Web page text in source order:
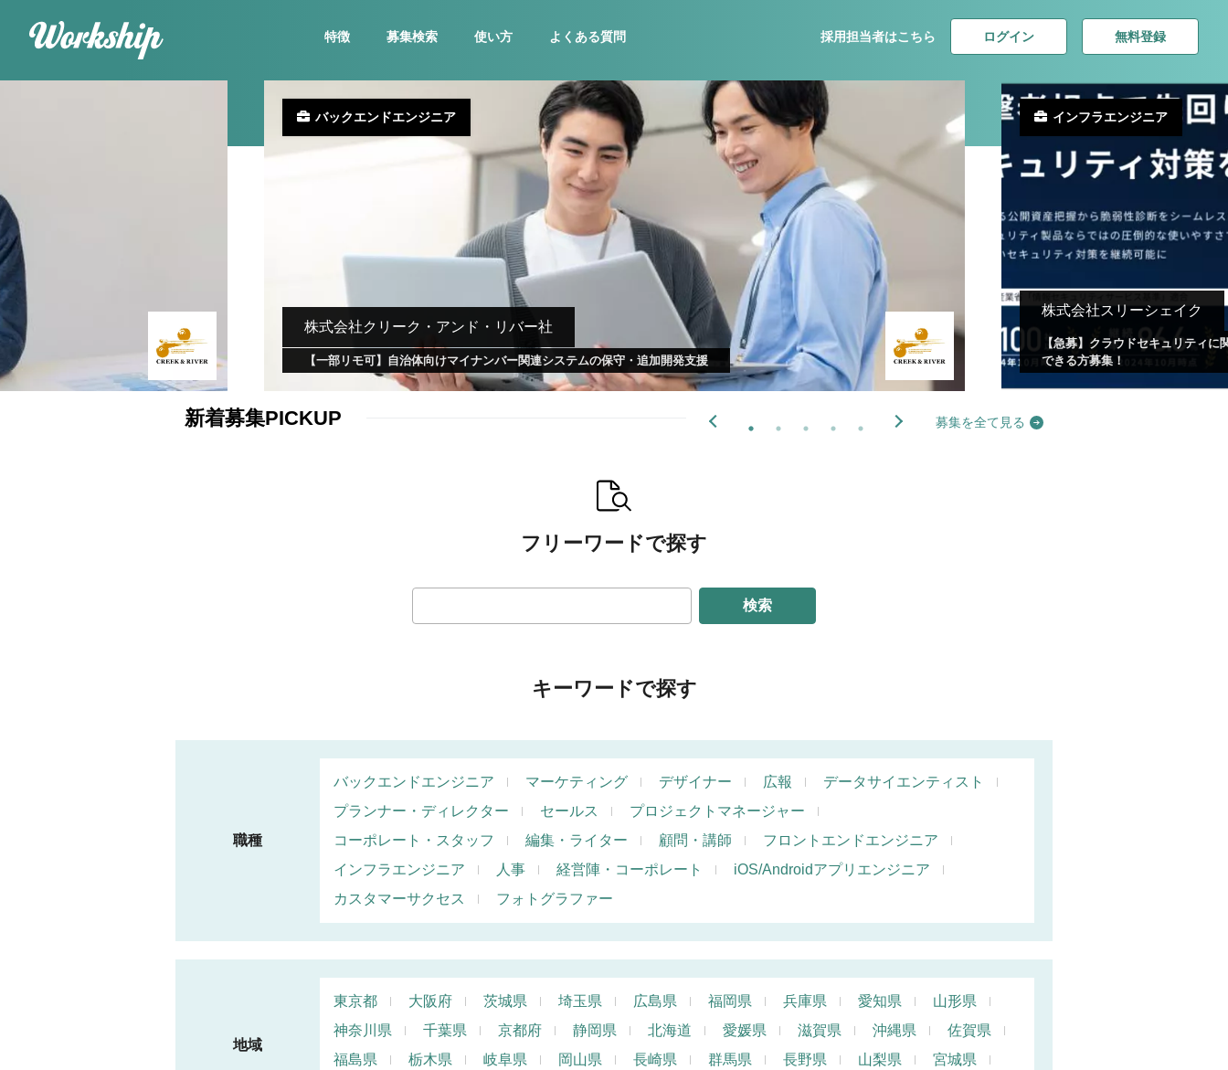
特徴 募集検索 使い方 よくある質問 採用担当者はこちら ログイン 無料登録
新着募集PICKUP 募集を全て見る
株式会社クリーク・アンド・リバー社
【一部リモ可】自治体向けマイナンバー関連システムの保守・追加開発支援
バックエンドエンジニア
株式会社スリーシェイク
【急募】クラウドセキュリティ
できる方募集！
インフラエンジニア
フリーワードで探す
検索
キーワードで探す
職種
バックエンドエンジニア マーケティング デザイナー 広報
データサイエンティスト
プランナー・ディレクター
セールス
プロジェクトマネージャー
コーポレート・スタッフ
編集・ライター 顧問・講師
フロントエンドエンジニア
インフラエンジニア
人事 経営陣・コーポレート
iOS/Androidアプリエンジニア
カスタマーサクセス
フォトグラファー
地域
東京都 大阪府 茨城県 埼玉県 広島県 福岡県 兵庫県 愛知県
山形県
神奈川県
千葉県 京都府 静岡県 北海道 愛媛県 滋賀県 沖縄県
佐賀県
福島県
栃木県 岐阜県 岡山県 長崎県 群馬県 長野県 山梨県
宮城県